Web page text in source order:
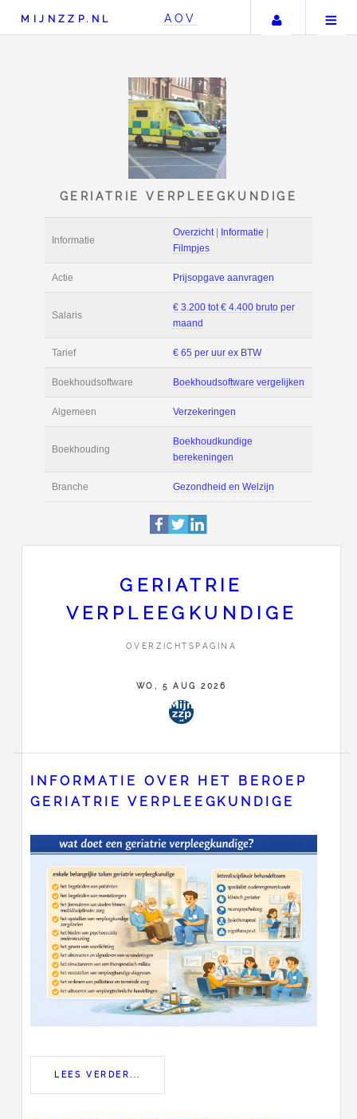
MIJNZZP.NL AOV Uw
GERIATRIE
Actie Prijsopgave
€ 3.200 tot € 4.400
maand
Tarief € 65 per uur ex
Boekhoudsoftware
Boekhouding
Boekhoudkundige
GERIATRIE
VERPLEEGKUNDIGE
OVERZICHTSPAGINA
WO, 5 AUG 2026
INFORMATIE OVER HET BEROEP
GERIATRIE VERPLEEGKUNDIGE
LEES VERDER...